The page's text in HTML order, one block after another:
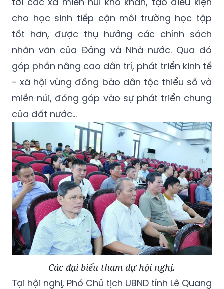
cho học sinh tiếp cận môi trường học tập
tốt hơn, được thụ hưởng các chính sách
nhân văn của Đảng và Nhà nước. Qua đó
góp phần nâng cao dân trí, phát triển kinh tế
- xã hội vùng đồng bào dân tộc thiểu số và
miền núi, đóng góp vào sự phát triển chung
của đất nước...
Các đại biểu tham dự hội nghị.
Tại hội nghị, Phó Chủ tịch UBND tỉnh Lê Quang